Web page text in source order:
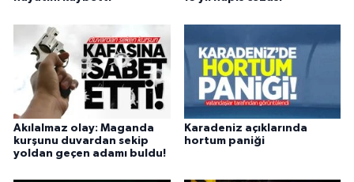
Akılalmaz olay: Maganda
kurşunu duvardan sekip
yoldan geçen adamı buldu!
Karadeniz açıklarında
hortum paniği